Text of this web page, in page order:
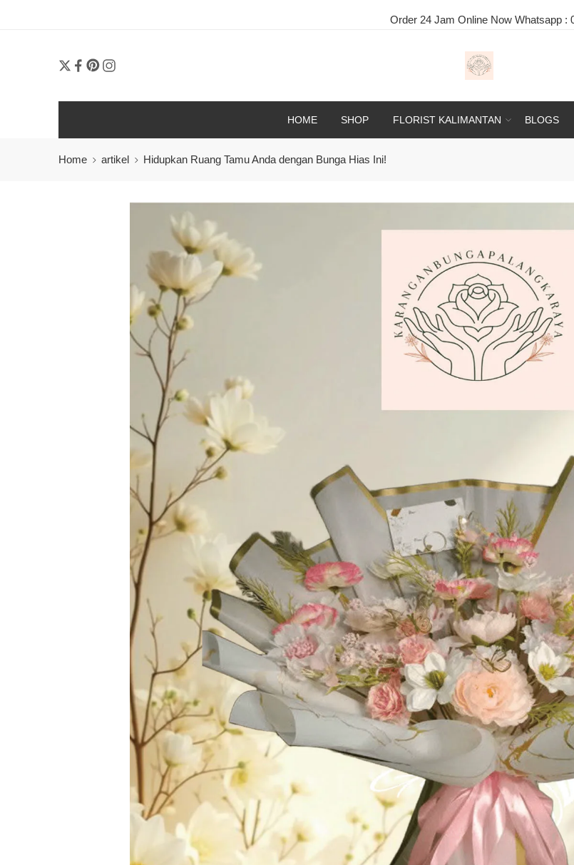
Order 24 Jam Online Now Whatsapp :0857-5079-9775 |
HOME SHOP FLORIST KALIMANTAN BLOGS
Home artikel Hidupkan Ruang Tamu Anda dengan Bunga Hias Ini!